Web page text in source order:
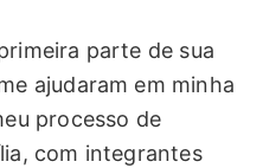
parte de sua
ajudaram em minha
processo de
com integrantes